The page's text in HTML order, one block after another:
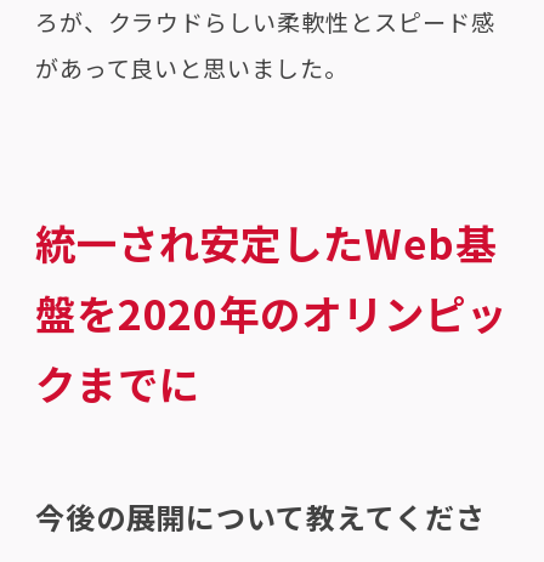
ろが、クラウドらしい柔軟性とスピード感
があって良いと思いました。
統一され安定したWeb基
盤を2020年のオリンピッ
クまでに
今後の展開について教えてくださ